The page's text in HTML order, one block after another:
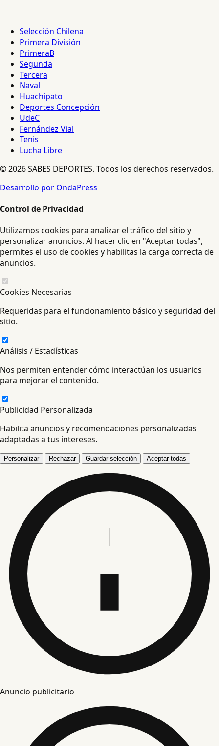
Selección Chilena
Primera División
PrimeraB
Segunda
Tercera
Naval
Huachipato
Deportes Concepción
UdeC
Fernández Vial
Tenis
Lucha Libre
© 2026 SABES DEPORTES. Todos los derechos reservados.
Desarrollo por OndaPress
Control de Privacidad
Utilizamos cookies para analizar el tráfico del sitio y
personalizar anuncios. Al hacer clic en "Aceptar todas",
permites el uso de cookies y habilitas la carga correcta de
anuncios.
Cookies Necesarias
Requeridas para el funcionamiento básico y seguridad del
sitio.
Análisis / Estadísticas
Nos permiten entender cómo interactúan los usuarios
para mejorar el contenido.
Publicidad Personalizada
Habilita anuncios y recomendaciones personalizadas
adaptadas a tus intereses.
Personalizar Rechazar Guardar selección Aceptar todas
Anuncio publicitario